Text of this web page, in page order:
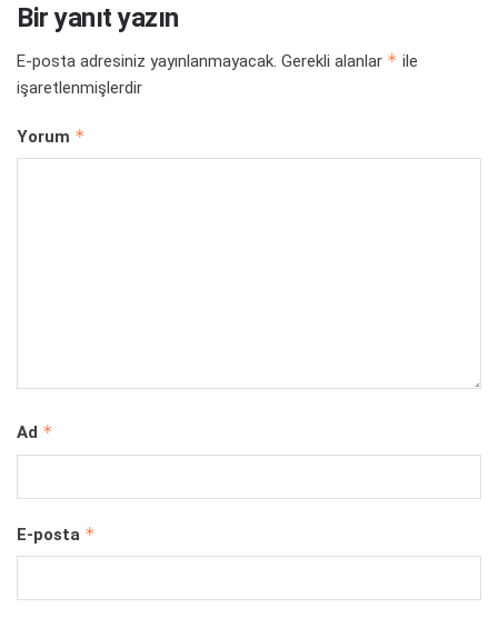
Bir yanıt yazın
E-posta adresiniz yayınlanmayacak. Gerekli alanlar * ile
işaretlenmişlerdir
Yorum *
Ad *
E-posta *